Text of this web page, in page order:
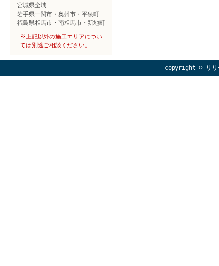
宮城県全域
岩手県一関市・奥州市・平泉町
福島県相馬市・南相馬市・新地町
※上記以外の施工エリアについ
ては別途ご相談ください。
copyright © リ